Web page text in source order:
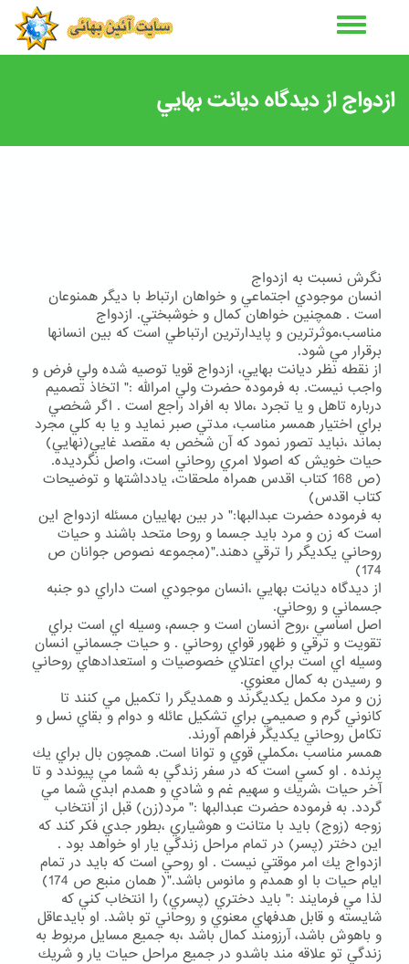
ازدواج از ديدگاه ديانت بهايي
نگرش نسبت به ازدواج
انسان موجودي اجتماعي و خواهان ارتباط با ديگر همنوعان
است . همچنين خواهان كمال و خوشبختي. ازدواج
مناسب،موثرترين و پايدارترين ارتباطي است كه بين انسانها
برقرار مي شود.
از نقطه نظر ديانت بهايي، ازدواج قويا توصيه شده ولي فرض و
واجب نيست. به فرموده حضرت ولي امرالله :" اتخاذ تصميم
درباره تاهل و يا تجرد ،مالا به افراد راجع است . اگر شخصي
براي اختيار همسر مناسب، مدتي صبر نمايد و يا به كلي مجرد
بماند ،نبايد تصور نمود كه آن شخص به مقصد غايي(نهايي)
حيات خويش كه اصولا امري روحاني است، واصل نگرديده.
(ص 168 كتاب اقدس همراه ملحقات، يادداشتها و توضيحات
كتاب اقدس)
به فرموده حضرت عبدالبها:" در بين بهاييان مسئله ازدواج اين
است كه زن و مرد بايد جسما و روحا متحد باشند و حيات
روحاني يكديگر را ترقي دهند."(مجموعه نصوص جوانان ص
174)
از ديدگاه ديانت بهايي ،انسان موجودي است داراي دو جنبه
جسماني و روحاني.
اصل اساسي ،روح انسان است و جسم، وسيله اي است براي
تقويت و ترقي و ظهور قواي روحاني . و حيات جسماني انسان
وسيله اي است براي اعتلاي خصوصيات و استعدادهاي روحاني
و رسيدن به كمال معنوي.
زن و مرد مكمل يكديگرند و همديگر را تكميل مي كنند تا
كانوني گرم و صميمي براي تشكيل عائله و دوام و بقاي نسل و
تكامل روحاني يكديگر فراهم آورند.
همسر مناسب ،مكملي قوي و توانا است. همچون بال براي يك
پرنده . او كسي است كه در سفر زندگي به شما مي پيوندد و تا
آخر حيات ،شريك و سهيم غم و شادي و همدم ابدي شما مي
گردد. به فرموده حضرت عبدالبها :" مرد(زن) قبل از انتخاب
زوجه (زوج) بايد با متانت و هوشياري ،بطور جدي فكر كند كه
اين دختر (پسر) در تمام مراحل زندگي يار او خواهد بود .
ازدواج يك امر موقتي نيست . او روحي است كه بايد در تمام
ايام حيات با او همدم و مانوس باشد."( همان منبع ص 174)
لذا مي فرمايند :" بايد دختري (پسري) را انتخاب كني كه
شايسته و قابل هدفهاي معنوي و روحاني تو باشد. او بايدعاقل
و باهوش باشد، آرزومند كمال باشد ،به جميع مسايل مربوط به
زندگي تو علاقه مند باشدو در جميع مراحل حيات يار و شريك